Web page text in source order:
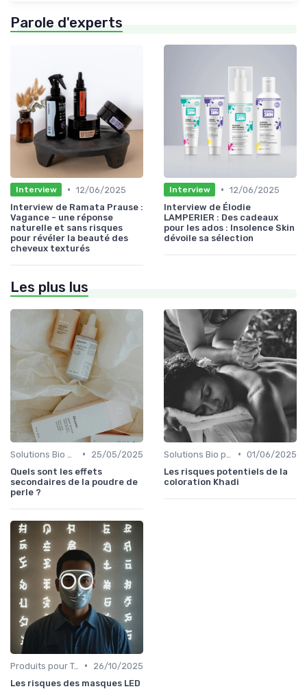
Parole d'experts
Interview • 12/06/2025
Interview de Ramata Prause :
Vagance - une réponse
naturelle et sans risques
pour révéler la beauté des
cheveux texturés
Interview • 12/06/2025
Interview de Élodie
LAMPERIER : Des cadeaux
pour les ados : Insolence Skin
dévoile sa sélection
Les plus lus
•
25/05/2025
Quels sont les effets
secondaires de la poudre de
perle ?
• 01/06/2025
Les risques potentiels de la
coloration Khadi
Produits pour Types de Peau •
26/10/2025
Les risques des masques LED